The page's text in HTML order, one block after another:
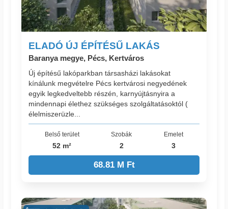
ELADÓ ÚJ ÉPÍTÉSŰ LAKÁS
Baranya megye, Pécs, Kertváros
Új építésű lakóparkban társasházi lakásokat
kínálunk megvételre Pécs kertvárosi negyedének
egyik legkedveltebb részén, karnyújtásnyira a
mindennapi élethez szükséges szolgáltatásoktól (
élelmiszerüzle...
Belső terület
52 m²
Szobák
2
Emelet
3
68.81 M Ft